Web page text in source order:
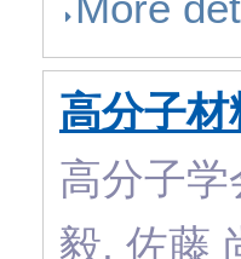
高分子
高分子
毅, 佐藤